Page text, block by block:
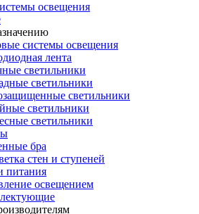
освещения
системы освещения
лента
светильники
светильники
светильники
светильники
светильники
бра
стен и ступеней
питания
освещением